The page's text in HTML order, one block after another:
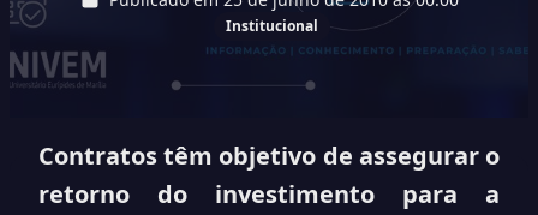
Institucional
Contratos têm objetivo de assegurar o
retorno do investimento para a